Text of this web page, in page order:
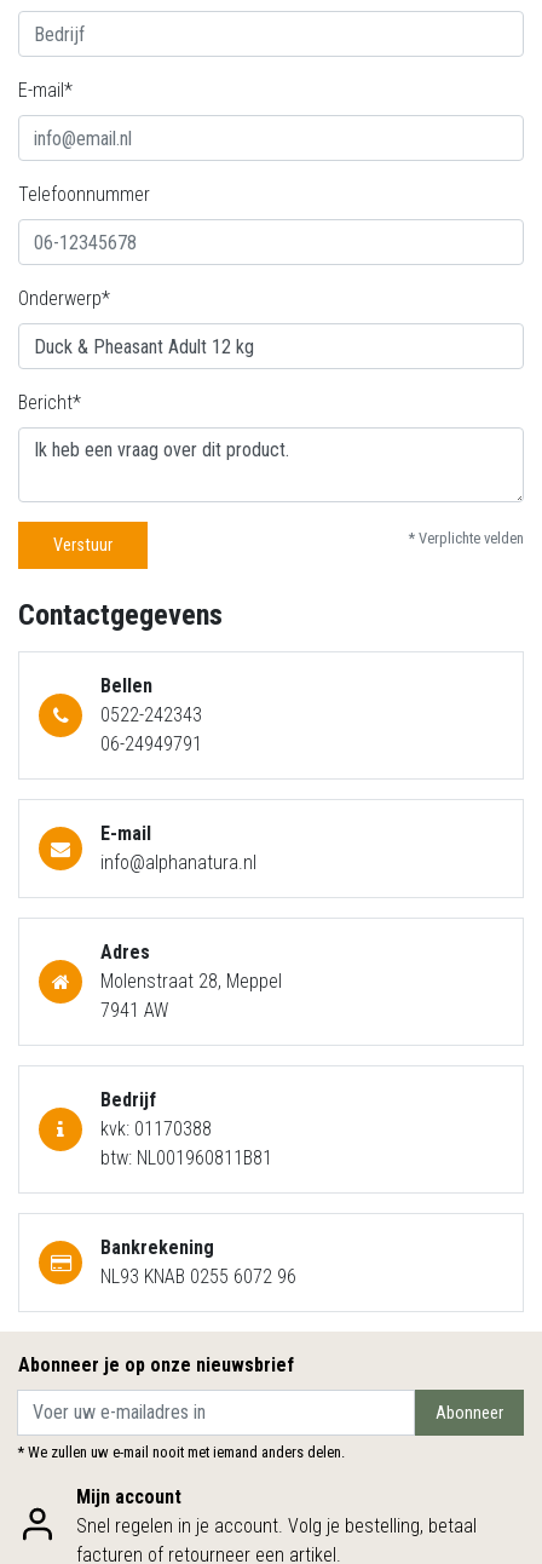
E-mail*
Telefoonnummer
Onderwerp*
Bericht*
Verstuur * Verplichte velden
Contactgegevens
Bellen
0522-242343
06-24949791
E-mail
info@alphanatura.nl
Adres
Molenstraat 28, Meppel
7941 AW
Bedrijf
kvk: 01170388
btw: NL001960811B81
Bankrekening
NL93 KNAB 0255 6072 96
Abonneer je op onze nieuwsbrief
Abonneer
* We zullen uw e-mail nooit met iemand anders delen.
Mijn account
Snel regelen in je account. Volg je bestelling, betaal
facturen of retourneer een artikel.